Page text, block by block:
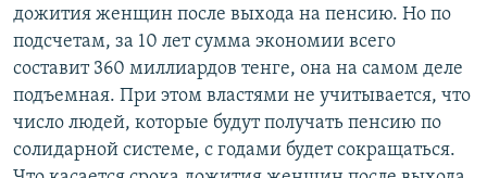
дожития женщин после выхода на пенсию. Но по
подсчетам, за 10 лет сумма экономии всего
составит 360 миллиардов тенге, она на самом деле
подъемная. При этом властями не учитывается, что
число людей, которые будут получать пенсию по
солидарной системе, с годами будет сокращаться.